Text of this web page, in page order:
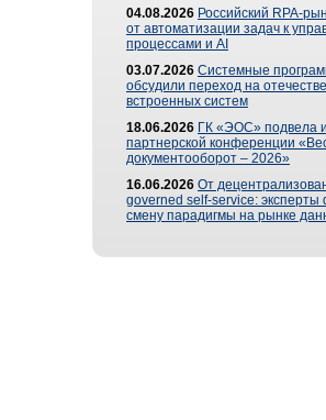
04.08.2026 Российский RPA-
от автоматизации задач к
процессами и AI
03.07.2026 Системные
обсудили переход на
встроенных систем
18.06.2026 ГК «ЭОС» подвела
партнерской конференции
документооборот – 2026»
16.06.2026 От
governed self-service: эксперты
смену парадигмы на рынке